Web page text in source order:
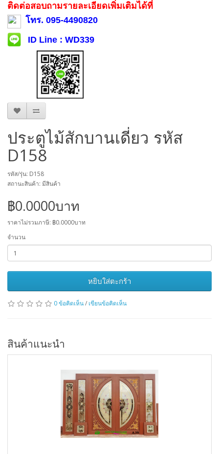
ติดต่อสอบถามรายละเอียดเพิ่มเติมได้ที่
โทร. 095-4490820
ID Line : WD339
ประตูไม้สักบานเดี่ยว รหัส
D158
รหัส/รุ่น: D158
สถานะสินค้า: มีสินค้า
฿0.0000บาท
ราคาไม่รวมภาษี: ฿0.0000บาท
จำนวน
หยิบใส่ตะกร้า
0 ข้อคิดเห็น/ เขียนข้อคิดเห็น
สินค้าแนะนำ